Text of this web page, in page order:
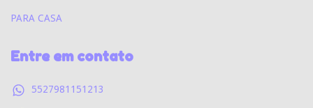
PARA CASA
Entre em contato
5527981151213